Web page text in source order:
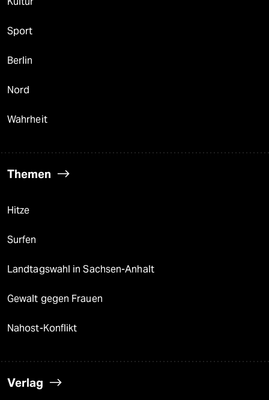
Sport
Berlin
Nord
Wahrheit
Themen
Hitze
Surfen
Landtagswahl in Sachsen-Anhalt
Gewalt gegen Frauen
Nahost-Konflikt
Verlag